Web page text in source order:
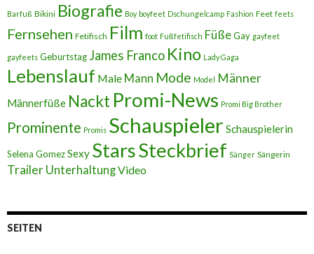
Barfuß Bikini Biografie Boy boyfeet Dschungelcamp Fashion Feet feets
Fernsehen Fetifisch Film foot Fußfetifisch FüßeGay gayfeet
gayfeets Geburtstag James Franco Kino Lady Gaga
Lebenslauf Male Mann Mode Model Männer
Männerfüße Nackt Promi-News Promi Big Brother
Prominente Promis Schauspieler Schauspielerin
Selena GomezSexy StarsSteckbrief Sänger Sängerin
Trailer UnterhaltungVideo
SEITEN